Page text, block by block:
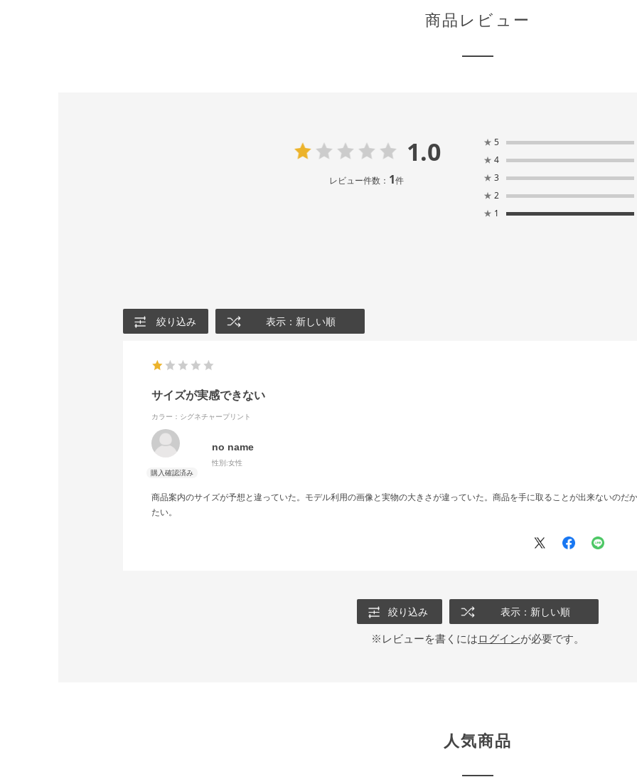
商品レビュー
1.0
レビュー件数： 1件
★ 5
★ 4
★ 3
★ 2
★ 1
絞り込み 表示：新しい順
サイズが実感できない
カラー：シグネチャープリント
no name
性別:女性
商品案内のサイズが予想と違っていた。モデル利用の画像と実物の大きさが違っていた。商品を手に取ることが出来ないのだ
たい。
絞り込み 表示：新しい順
※レビューを書くにはログインが必要です。
人気商品